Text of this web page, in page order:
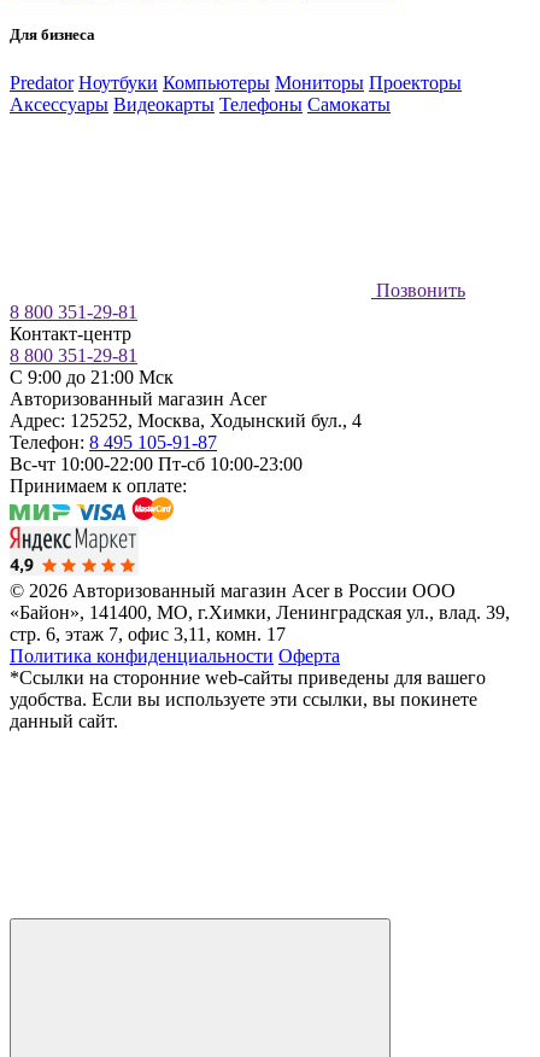
Для бизнеса
Predator Ноутбуки Компьютеры Мониторы Проекторы
Аксессуары Видеокарты Телефоны Самокаты
Позвонить
8 800 351-29-81
Контакт-центр
8 800 351-29-81
C 9:00 до 21:00 Мск
Авторизованный магазин Acer
Адрес: 125252, Москва, Ходынский бул., 4
Телефон: 8 495 105-91-87
Вс-чт 10:00-22:00 Пт-сб 10:00-23:00
Принимаем к оплате:
© 2026 Авторизованный магазин Acer в России ООО
«Байон», 141400, МО, г.Химки, Ленинградская ул., влад. 39,
стр. 6, этаж 7, офис 3,11, комн. 17
Политика конфиденциальности Оферта
*Ссылки на сторонние web-сайты приведены для вашего
удобства. Если вы используете эти ссылки, вы покинете
данный сайт.